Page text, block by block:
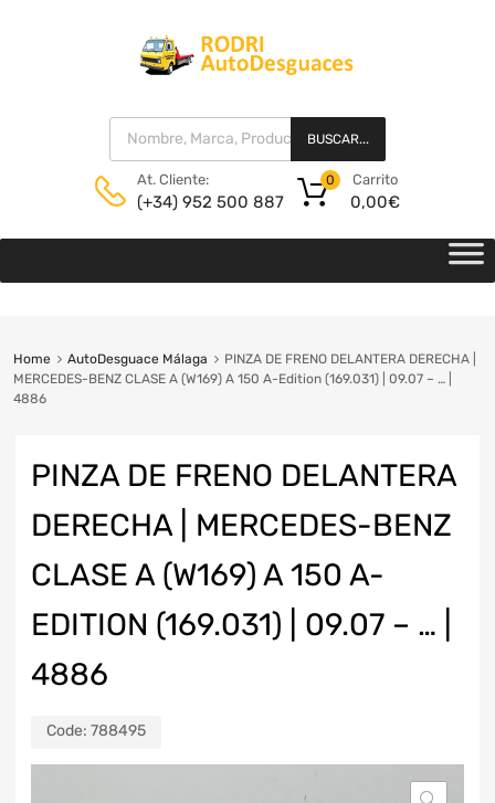
BUSCAR...
At. Cliente:
(+34) 952 500 887
Carrito
0,00€
0
Home AutoDesguace Málaga
PINZA DE FRENO DELANTERA DERECHA |
MERCEDES-BENZ CLASE A (W169) A 150 A-Edition (169.031) | 09.07 – … |
4886
PINZA DE FRENO DELANTERA
DERECHA | MERCEDES-BENZ
CLASE A (W169) A 150 A-
EDITION (169.031) | 09.07 – … |
4886
Code: 788495